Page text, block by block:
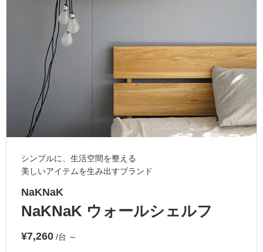
ロートアイアン
メンテナンス・ 施工材 新商品
お役立ち情報
ミラタップチャンネル
オンライン相談
シンプルに、生活空間を整える
美しいアイテムを生み出すブランド
NaKNaK
NaKNaK ウォールシェルフ
¥7,260 /台 ～